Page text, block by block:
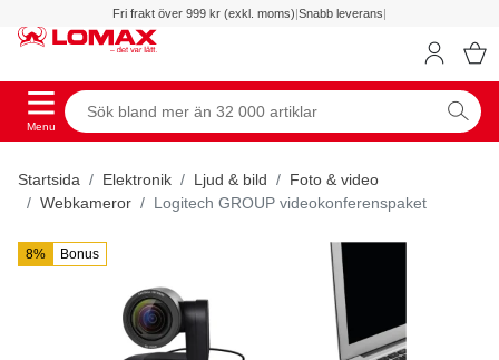
Fri frakt över 999 kr (exkl. moms)|Snabb leverans|
Menu
Startsida Elektronik Ljud & bild
Foto & video
Webkameror
Logitech GROUP videokonferenspaket
8% Bonus